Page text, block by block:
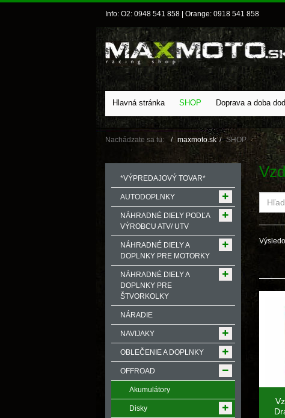
Info: O2: 0948 541 858 | Orange: 0918 541 858
Hlavná stránka SHOP Doprava a doba
Nachádzate sa tu: maxmoto.sk SHOP
*VÝPREDAJOVÝ TOVAR*
AUTODOPLNKY
NÁHRADNÉ DIELY PODĽA
VÝROBCU ATV/ UTV
NÁHRADNÉ DIELY A
DOPLNKY PRE MOTORKY
NÁHRADNÉ DIELY A
DOPLNKY PRE
ŠTVORKOLKY
NÁRADIE
NAVIJAKY
OBLEČENIE A DOPLNKY
OFFROAD
Akumulátory
Disky